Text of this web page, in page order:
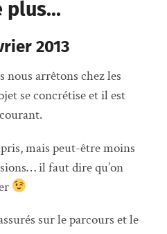
plus…
2013
nous arrêtons chez les
se concrétise et il est
mais peut-être moins
il faut dire qu’on
sur le parcours et le